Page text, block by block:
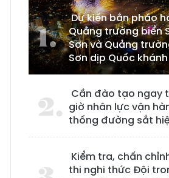
Dự kiến bắn pháo
Quảng trường biển
Sơn và Quảng
Sơn dịp Quốc
Cần đào tạo ngay
giờ nhân lực vận
thống đường sắt
Kiểm tra, chấn
thi nghi thức Đội